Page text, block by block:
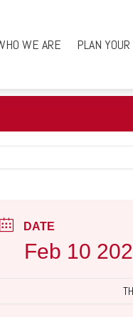
WE ARE PLAN
DATE
Feb 10